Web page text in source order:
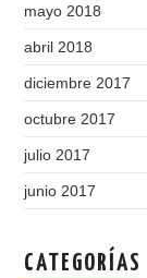
mayo 2018
abril 2018
diciembre 2017
octubre 2017
julio 2017
junio 2017
CATEGORÍAS